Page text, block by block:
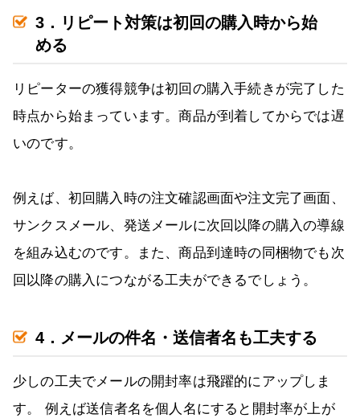
3．リピート対策は初回の購入時から始
める
リピーターの獲得競争は初回の購入手続きが完了した
時点から始まっています。商品が到着してからでは遅
いのです。
例えば、初回購入時の注文確認画面や注文完了画面、
サンクスメール、発送メールに次回以降の購入の導線
を組み込むのです。また、商品到達時の同梱物でも次
回以降の購入につながる工夫ができるでしょう。
4．メールの件名・送信者名も工夫する
少しの工夫でメールの開封率は飛躍的にアップしま
す。 例えば送信者名を個人名にすると開封率が上が